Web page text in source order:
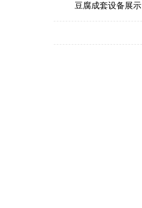
豆腐成套设备展示